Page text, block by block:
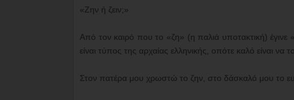
«Ζην ή ζειν;»
Από τον καιρό που το «ζη» (η παλιά υποτακτική)
είναι τύπος της αρχαίας ελληνικής, οπότε καλό είναι
Στον πατέρα μου χρωστώ το ζην, στο δάσκαλό μου το ευ